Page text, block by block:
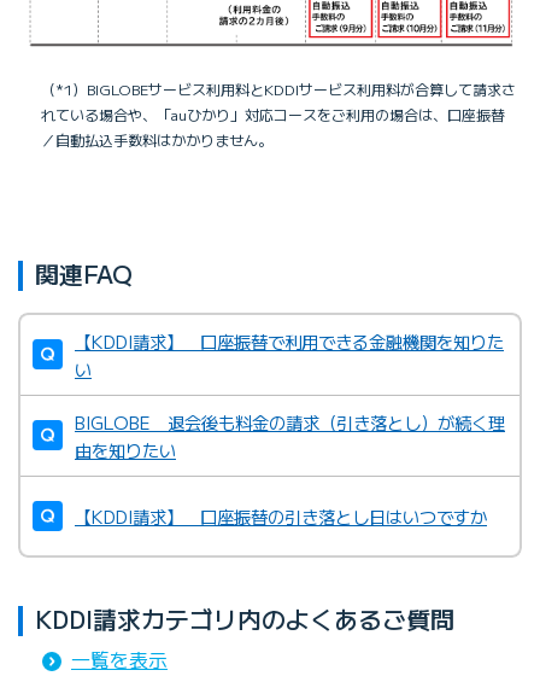
（*1）BIGLOBEサービス利用料とKDDIサービス利用料が合算して請求さ
れている場合や、「auひかり」対応コースをご利用の場合は、口座振替
／自動払込手数料はかかりません。
関連FAQ
【KDDI請求】 口座振替で利用できる金融機関を知りた
い
BIGLOBE 退会後も料金の請求（引き落とし）が続く理
由を知りたい
【KDDI請求】 口座振替の引き落とし日はいつですか
KDDI請求カテゴリ内のよくあるご質問
一覧を表示